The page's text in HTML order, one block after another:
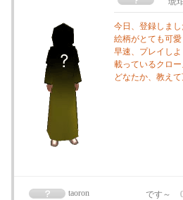
今日、登録しま
絵柄がとても可
早速、プレイし
載っているクロ
どなたか、教え
taoron です～